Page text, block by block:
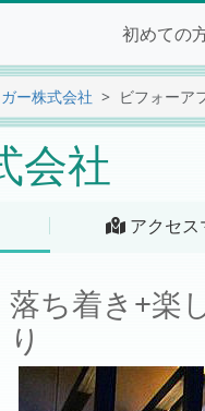
初めての
ー株式会社 ビフォーア
会社
アクセス
落ち着き+楽
り